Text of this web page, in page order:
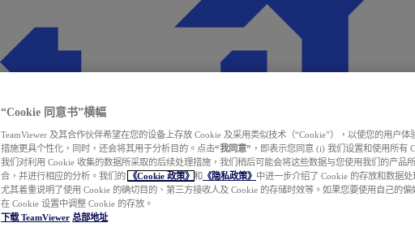
“Cookie 同意书”横幅
TeamViewer 及其合作伙伴希望在您的设备上存放 Cookie 及采用类似技术（“Cookie”），以使您的用户体
措施更具个性化，同时，还会将其用于分析目的。点击“我同意” ，即表示您同意 (i) 我们设置和使用所有
我们对利用 Cookie 收集的数据所采取的后续处理措施，我们稍后可能会将这些数据与您使用我们的产品
合，并进行相应的分析。我们的
《Cookie 政策》 和 《隐私政策》 中进一步介绍了 Cookie 的存放和数据处
尤其着重说明了使用 Cookie 的确切目的、第三方接收人及 Cookie 的存储时效等。如果您要使用自己的偏
在 Cookie 设置中调整 Cookie 的存放。
下载 TeamViewer 总部地址